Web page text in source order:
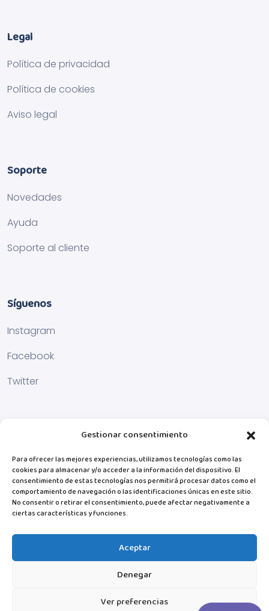
Gestionar consentimiento
Para ofrecer las mejores experiencias, utilizamos tecnologías como las
cookies para almacenar y/o acceder a la información del dispositivo. El
consentimiento de estas tecnologías nos permitirá procesar datos como el
comportamiento de navegación o las identificaciones únicas en este sitio.
No consentir o retirar el consentimiento, puede afectar negativamente a
ciertas características y funciones.
Aceptar
Denegar
Ver preferencias
Legal
Política de privacidad
Política de cookies
Aviso legal
Soporte
Novedades
Ayuda
Soporte al cliente
Síguenos
Instagram
Facebook
Twitter
© MiTribuApp. 2025 Todos los derechos reservados.